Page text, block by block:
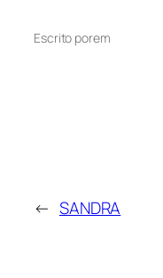
Escrito porem
← SANDRA